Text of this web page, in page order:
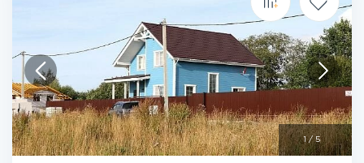
1/5